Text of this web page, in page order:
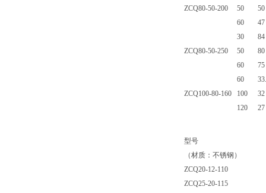
ZCQ80-50-200
50
60
50
47
ZCQ80-50-250
30
50
60
84
80
75
ZCQ100-80-160
60
100
120
32
27
型号
（材质：不锈钢）
ZCQ20-12-110
ZCQ25-20-115